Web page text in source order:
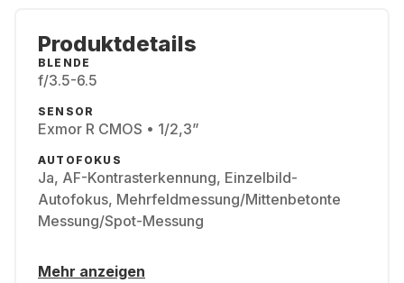
Produktdetails
BLENDE
f/3.5-6.5
SENSOR
Exmor R CMOS • 1/2,3”
AUTOFOKUS
Ja, AF-Kontrasterkennung, Einzelbild-
Autofokus, Mehrfeldmessung/Mittenbetonte
Messung/Spot-Messung
Mehr anzeigen